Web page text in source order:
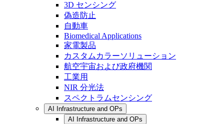
3D センシング
偽造防止
自動車
Biomedical Applications
家電製品
カスタムカラーソリューション
航空宇宙および政府機関
工業用
NIR 分光法
スペクトラムセンシング
AI Infrastructure and OPs
AI Infrastructure and OPs